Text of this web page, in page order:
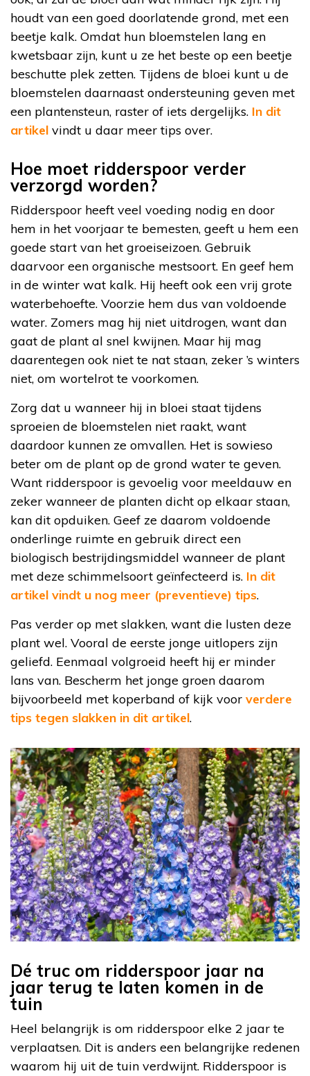
houdt van een goed doorlatende grond, met een
beetje kalk. Omdat hun bloemstelen lang en
kwetsbaar zijn, kunt u ze het beste op een beetje
beschutte plek zetten. Tijdens de bloei kunt u de
bloemstelen daarnaast ondersteuning geven met
een plantensteun, raster of iets dergelijks. In dit
artikel vindt u daar meer tips over.
Hoe moet ridderspoor verder
verzorgd worden?
Ridderspoor heeft veel voeding nodig en door
hem in het voorjaar te bemesten, geeft u hem een
goede start van het groeiseizoen. Gebruik
daarvoor een organische mestsoort. En geef hem
in de winter wat kalk. Hij heeft ook een vrij grote
waterbehoefte. Voorzie hem dus van voldoende
water. Zomers mag hij niet uitdrogen, want dan
gaat de plant al snel kwijnen. Maar hij mag
daarentegen ook niet te nat staan, zeker ’s winters
niet, om wortelrot te voorkomen.
Zorg dat u wanneer hij in bloei staat tijdens
sproeien de bloemstelen niet raakt, want
daardoor kunnen ze omvallen. Het is sowieso
beter om de plant op de grond water te geven.
Want ridderspoor is gevoelig voor meeldauw en
zeker wanneer de planten dicht op elkaar staan,
kan dit opduiken. Geef ze daarom voldoende
onderlinge ruimte en gebruik direct een
biologisch bestrijdingsmiddel wanneer de plant
met deze schimmelsoort geïnfecteerd is. In dit
artikel vindt u nog meer (preventieve) tips.
Pas verder op met slakken, want die lusten deze
plant wel. Vooral de eerste jonge uitlopers zijn
geliefd. Eenmaal volgroeid heeft hij er minder
lans van. Bescherm het jonge groen daarom
bijvoorbeeld met koperband of kijk voor verdere
tips tegen slakken in dit artikel.
Dé truc om ridderspoor jaar na
jaar terug te laten komen in de
tuin
Heel belangrijk is om ridderspoor elke 2 jaar te
verplaatsen. Dit is anders een belangrijke redenen
waarom hij uit de tuin verdwijnt. Ridderspoor is